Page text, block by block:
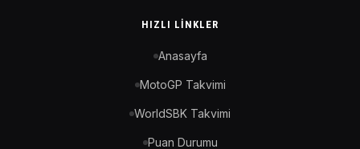
HIZLI LINKLER
Anasayfa
MotoGP Takvimi
WorldSBK Takvimi
Puan Durumu